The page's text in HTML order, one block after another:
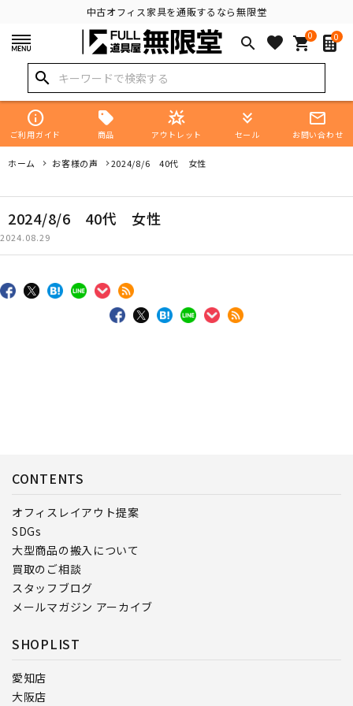
中古オフィス家具を通販するなら無限堂
search favorite 0
shopping_cart 0
search
info
ご利用ガイド 商品
star_shine
アウトレット
keyboard_double_arrow_down
セール
mail_outline
お問い合わせ
ホーム お客様の声 2024/8/6 40代 女性
2024/8/6 40代 女性
2024.08.29
CONTENTS
オフィスレイアウト提案
SDGs
大型商品の搬入について
買取のご相談
スタッフブログ
メールマガジン アーカイブ
SHOPLIST
愛知店
大阪店